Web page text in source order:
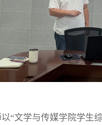
“文学与传媒学院学生